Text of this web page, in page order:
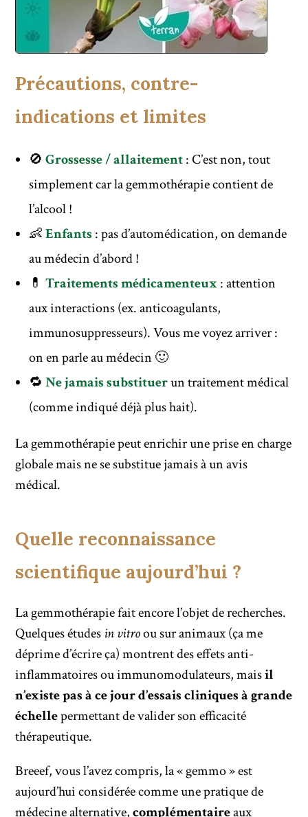
Précautions, contre-
indications et limites
🚫Grossesse / allaitement: C’est non, tout
simplement car la gemmothérapie contient de
l’alcool !
👶Enfants : pas d’automédication, on demande
au médecin d’abord !
💊Traitements médicamenteux: attention
aux interactions (ex. anticoagulants,
immunosuppresseurs). Vous me voyez arriver :
on en parle au médecin 🙂
🔁Ne jamais substituerun traitement médical
(comme indiqué déjà plus hait).
La gemmothérapie peut enrichir une prise en charge
globale mais ne se substitue jamais à un avis
médical.
Quelle reconnaissance
scientifique aujourd’hui ?
La gemmothérapie fait encore l’objet de recherches.
Quelques étudesin vitroou sur animaux (ça me
déprime d’écrire ça) montrent des effets anti-
inflammatoires ou immunomodulateurs, maisil
n’existe pas à ce jour d’essais cliniques à grande
échellepermettant de valider son efficacité
thérapeutique.
Breeef, vous l’avez compris, la « gemmo » est
aujourd’hui considérée comme une pratique de
médecine alternative,complémentaireaux